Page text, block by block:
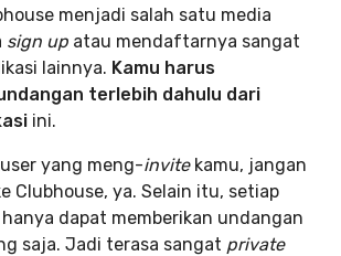
menjadi salah satu media
sign up atau mendaftarnya sangat
lainnya. Kamu harus
terlebih dahulu dari
ini.
yang meng-invitekamu, jangan
Clubhouse, ya. Selain itu, setiap
dapat memberikan undangan
saja. Jadi terasa sangat private